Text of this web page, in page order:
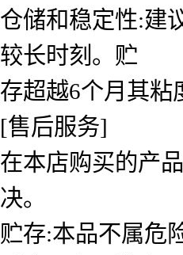
仓储和稳定性:建
较长时刻。贮
存超越6个月其粘
[售后服务]
在本店购买的产
决。
贮存:本品不属危